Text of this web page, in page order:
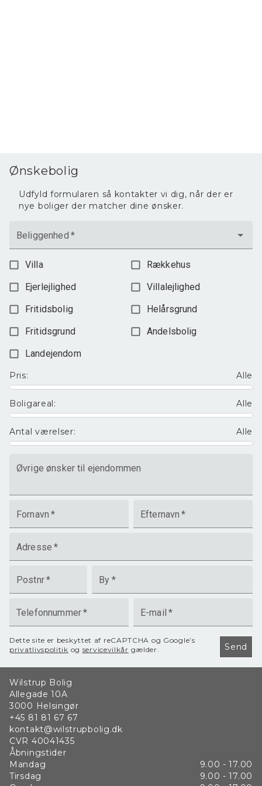
Ønskebolig
Udfyld formularen så kontakter vi dig, når der er
nye boliger der matcher dine ønsker.
Beliggenhed *
Villa
Rækkehus
Ejerlejlighed
Villalejlighed
Fritidsbolig
Helårsgrund
Fritidsgrund
Andelsbolig
Landejendom
Pris: Alle
Boligareal: Alle
Antal værelser: Alle
Øvrige ønsker til ejendommen
Fornavn * Efternavn *
Adresse *
Postnr* By *
Telefonnummer* E-mail *
Dette site er beskyttet af reCAPTCHA og Google’s
privatlivspolitik og servicevilkår gælder. Send
Wilstrup Bolig
Allegade 10A
3000 Helsingør
+45 81 81 67 67
kontakt@wilstrupbolig.dk
CVR 40041435
Åbningstider
Mandag
9.00 - 17.00
Tirsdag
9.00 - 17.00